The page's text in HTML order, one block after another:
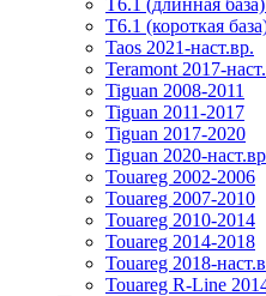
T6.1 (короткая
Taos 2021-наст.вр.
Teramont 2017-
Tiguan 2008-2011
Tiguan 2011-2017
Tiguan 2017-2020
Tiguan 2020-
Touareg 2002-2006
Touareg 2007-2010
Touareg 2010-2014
Touareg 2014-2018
Touareg 2018-
Touareg R-Line